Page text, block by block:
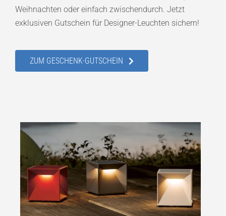
Weihnachten oder einfach zwischendurch. Jetzt
exklusiven Gutschein für Designer-Leuchten sichern!
ZUM GESCHENK-GUTSCHEIN